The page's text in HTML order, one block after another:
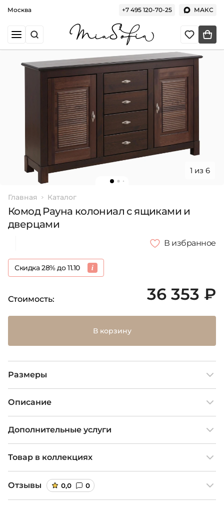
Москва +7 495 120-70-25 МАКС
1 из 6
Главная Каталог
Комод Рауна колониал с ящиками и
дверцами
В избранное
Скидка 28% до 11.10
Стоимость: 36 353 ₽
В корзину
Размеры
Описание
Дополнительные услуги
Товар в коллекциях
Отзывы 0,0 0